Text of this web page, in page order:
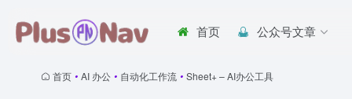
首页 公众号文章
首页 • AI 办公 • 自动化工作流 • Sheet+ – AI办公工具